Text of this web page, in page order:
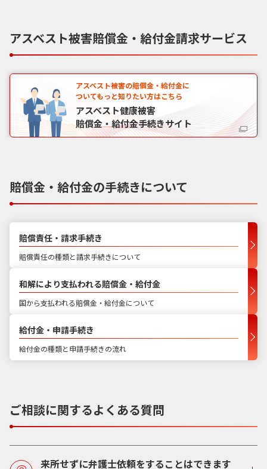
アスベスト被害賠償金・給付金請求サービス
アスベスト被害の賠償金・給付金に
ついてもっと知りたい方はこちら
アスベスト健康被害
賠償金・給付金手続きサイト
賠償金・給付金の手続きについて
賠償責任・請求手続き
賠償責任の種類と請求手続きについて
和解により支払われる賠償金・給付金
国から支払われる賠償金・給付金について
給付金・申請手続き
給付金の種類と申請手続きの流れ
ご相談に関するよくある質問
来所せずに弁護士依頼をすることはできます